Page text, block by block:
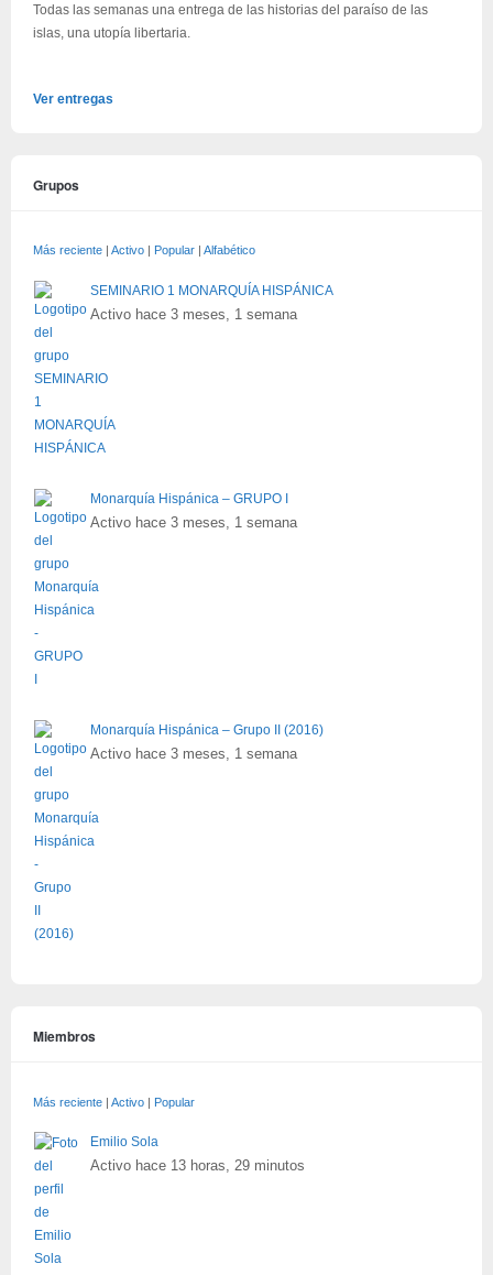
Todas las semanas una entrega de las historias del paraíso de las
islas, una utopía libertaria.
Ver entregas
Grupos
Más reciente Activo Popular Alfabético
SEMINARIO 1 MONARQUÍA HISPÁNICA
Activo hace 3 meses, 1 semana
Monarquía Hispánica – GRUPO I
Activo hace 3 meses, 1 semana
Monarquía Hispánica – Grupo II (2016)
Activo hace 3 meses, 1 semana
Miembros
Más reciente | Activo | Popular
Emilio Sola
Activo hace 13 horas, 29 minutos